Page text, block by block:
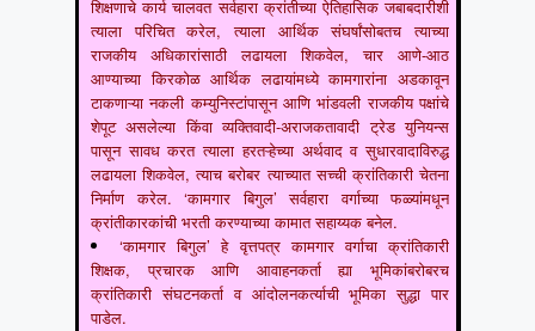
शिक्षणाचे कार्य चालवत सर्वहारा क्रांतीच्या ऐतिहासिक जबाबदारीशी
त्याला परिचित करेल, त्याला आर्थिक संघर्षांसोबतच त्याच्या
राजकीय अधिकारांसाठी लढायला शिकवेल, चार आणे-आठ
आण्याच्या किरकोळ आर्थिक लढायांमध्ये कामगारांना अडकावून
टाकणाऱ्या नकली कम्युनिस्टांपासून आणि भांडवली राजकीय पक्षांचे
शेपूट असलेल्या किंवा व्यक्तिवादी-अराजकतावादी ट्रेड युनियन्स
पासून सावध करत त्याला हरतऱ्हेच्या अर्थवाद व सुधारवादाविरुद्ध
लढायला शिकवेल, त्याच बरोबर त्याच्यात सच्ची क्रांतिकारी चेतना
निर्माण करेल. ‘कामगार बिगुल’ सर्वहारा वर्गाच्या फळ्यांमधून
क्रांतीकारकांची भरती करण्याच्या कामात सहाय्यक बनेल.
‘कामगार बिगुल’ हे वृत्तपत्र कामगार वर्गाचा क्रांतिकारी
शिक्षक, प्रचारक आणि आवाहनकर्ता ह्या भूमिकांबरोबरच
क्रांतिकारी संघटनकर्ता व आंदोलनकर्त्याची भूमिका सुद्धा पार
पाडेल.